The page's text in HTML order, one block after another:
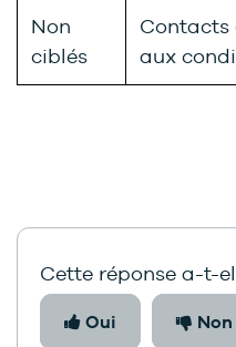
Non
ciblés
Contacts
aux
Cette réponse a-t-
Oui Non